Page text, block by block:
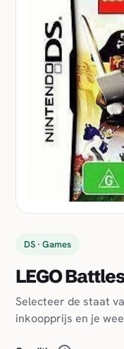
DS · Games
LEGO Battles
Selecteer de staat
inkoopprijs en je